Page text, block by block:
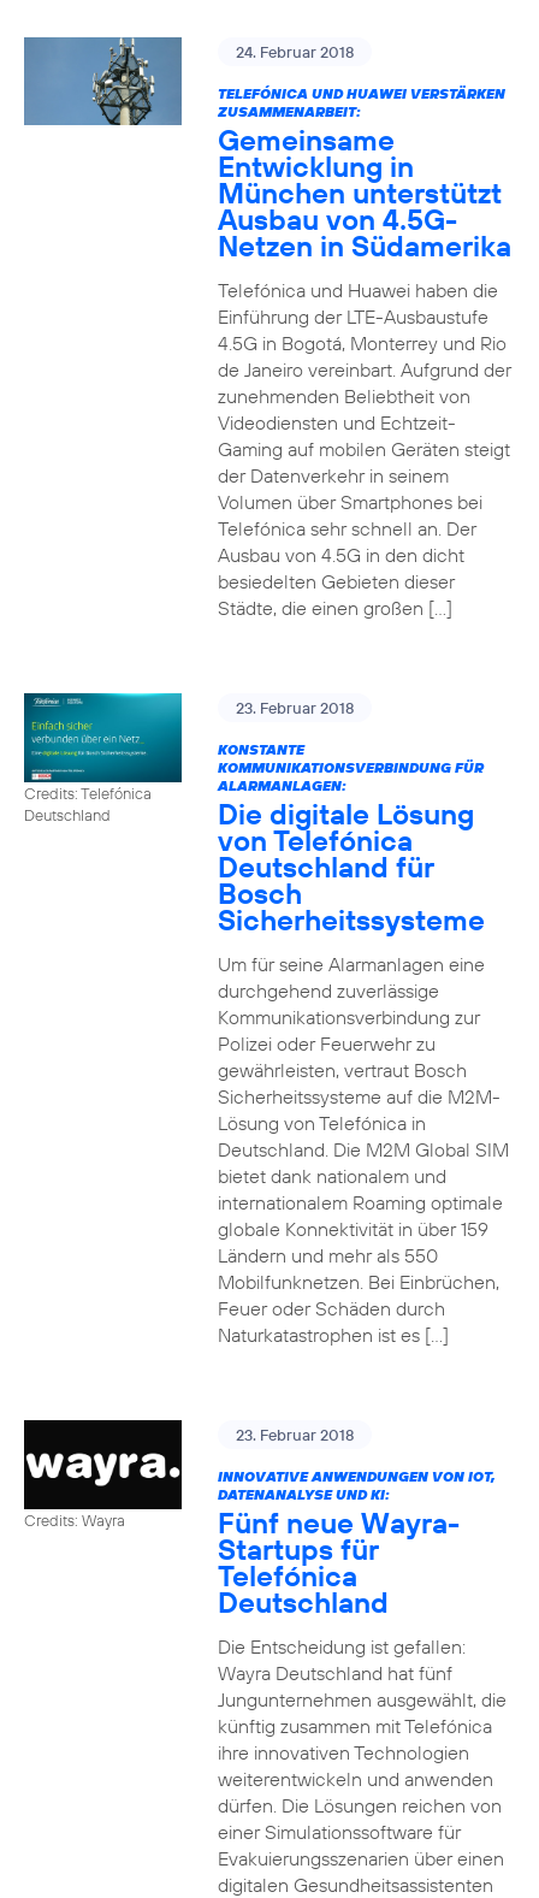
24. Februar 2018
TELEFÓNICA UND HUAWEI VERSTÄRKEN
ZUSAMMENARBEIT:
Gemeinsame
Entwicklung in
München unterstützt
Ausbau von 4.5G-
Netzen in Südamerika
Telefónica und Huawei haben die
Einführung der LTE-Ausbaustufe
4.5G in Bogotá, Monterrey und Rio
de Janeiro vereinbart. Aufgrund der
zunehmenden Beliebtheit von
Videodiensten und Echtzeit-
Gaming auf mobilen Geräten steigt
der Datenverkehr in seinem
Volumen über Smartphones bei
Telefónica sehr schnell an. Der
Ausbau von 4.5G in den dicht
besiedelten Gebieten dieser
Städte, die einen großen […]
Credits: Telefónica
Deutschland
23. Februar 2018
KONSTANTE
KOMMUNIKATIONSVERBINDUNG FÜR
ALARMANLAGEN:
Die digitale Lösung
von Telefónica
Deutschland für
Bosch
Sicherheitssysteme
Um für seine Alarmanlagen eine
durchgehend zuverlässige
Kommunikationsverbindung zur
Polizei oder Feuerwehr zu
gewährleisten, vertraut Bosch
Sicherheitssysteme auf die M2M-
Lösung von Telefónica in
Deutschland. Die M2M Global SIM
bietet dank nationalem und
internationalem Roaming optimale
globale Konnektivität in über 159
Ländern und mehr als 550
Mobilfunknetzen. Bei Einbrüchen,
Feuer oder Schäden durch
Naturkatastrophen ist es […]
Credits: Wayra
23. Februar 2018
INNOVATIVE ANWENDUNGEN VON IOT,
DATENANALYSE UND KI:
Fünf neue Wayra-
Startups für
Telefónica
Deutschland
Die Entscheidung ist gefallen:
Wayra Deutschland hat fünf
Jungunternehmen ausgewählt, die
künftig zusammen mit Telefónica
ihre innovativen Technologien
weiterentwickeln und anwenden
dürfen. Die Lösungen reichen von
einer Simulationssoftware für
Evakuierungsszenarien über einen
digitalen Gesundheitsassistenten